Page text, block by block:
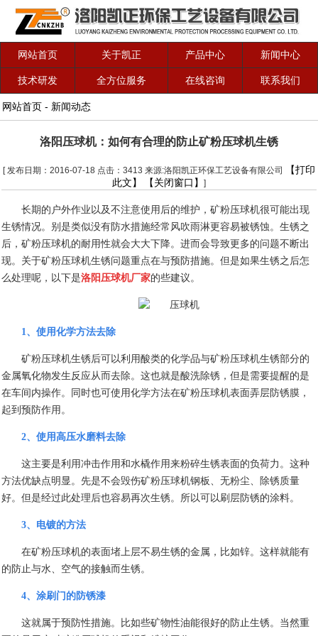
网站首页 关于凯正 产品中心 新闻中心
技术研发 全方位服务 在线咨询 联系我们
网站首页 - 新闻动态
洛阳压球机：如何有合理的防止矿粉压球机生锈
[ 发布日期：2016-07-18 点击：3413 来源:洛阳凯正环保工艺设备有限公司
【打印
此文】
【关闭窗口】 ]
长期的户外作业以及不注意使用后的维护，矿粉压球机很可能出现
生锈情况。别是类似没有防水措施经常风吹雨淋更容易被锈蚀。生锈之
后，矿粉压球机的耐用性就会大大下降。进而会导致更多的问题不断出
现。关于矿粉压球机生锈问题重点在与预防措施。但是如果生锈之后怎
么处理呢，以下是洛阳压球机厂家的些建议。
1、使用化学方法去除
矿粉压球机生锈后可以利用酸类的化学品与矿粉压球机生锈部分的
金属氧化物发生反应从而去除。这也就是酸洗除锈，但是需要提醒的是
在车间内操作。同时也可使用化学方法在矿粉压球机表面弄层防锈膜，
起到预防作用。
2、使用高压水磨料去除
这主要是利用冲击作用和水橇作用来粉碎生锈表面的负荷力。这种
方法优缺点明显。先是不会毁伤矿粉压球机钢板、无粉尘、除锈质量
好。但是经过此处理后也容易再次生锈。所以可以刷层防锈的涂料。
3、电镀的方法
在矿粉压球机的表面堵上层不易生锈的金属，比如锌。这样就能有
的防止与水、空气的接触而生锈。
4、涂刷门的防锈漆
这就属于预防性措施。比如些矿物性油能很好的防止生锈。当然重